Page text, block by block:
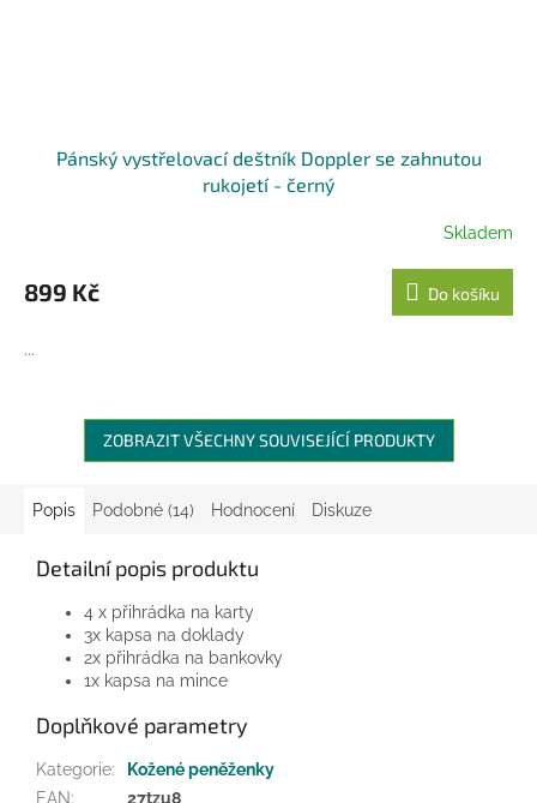
Pánský vystřelovací deštník Doppler se zahnutou
rukojetí - černý
Skladem
899 Kč Do košíku
...
ZOBRAZIT VŠECHNY SOUVISEJÍCÍ PRODUKTY
Popis Podobné (14) Hodnocení Diskuze
Detailní popis produktu
4 x přihrádka na karty
3x kapsa na doklady
2x přihrádka na bankovky
1x kapsa na mince
Doplňkové parametry
Kategorie:
Kožené peněženky
EAN: 27tzu8